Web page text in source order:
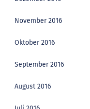
November 2016
Oktober 2016
September 2016
August 2016